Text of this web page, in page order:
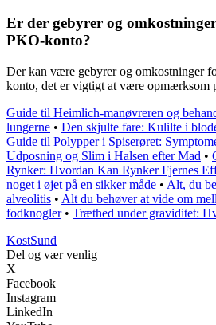
Er der gebyrer og
PKO-konto?
Der kan være gebyrer og omkostninger
konto, det er vigtigt at være opmærksom
Guide til Heimlich-manøvreren og
lungerne • Den skjulte fare: Kulilte i
Guide til Polypper i Spiserøret:
Udposning og Slim i Halsen efter Mad •
Rynker: Hvordan Kan Rynker Fjernes
noget i øjet på en sikker måde • Alt, du
alveolitis • Alt du behøver at vide om
fodknogler• Træthed under graviditet:
KostSund
Del og vær venlig
X
Facebook
Instagram
LinkedIn